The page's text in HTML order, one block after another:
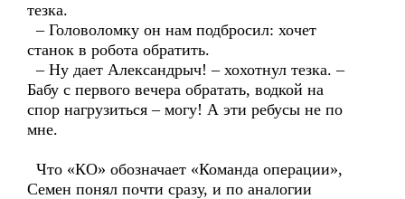
тезка.
– Головоломку он нам подбросил: хочет
станок в робота обратить.
– Ну дает Александрыч! – хохотнул тезка. –
Бабу с первого вечера обратать, водкой на
спор нагрузиться – могу! А эти ребусы не по
мне.
Что «КО» обозначает «Команда операции»,
Семен понял почти сразу, и по аналогии